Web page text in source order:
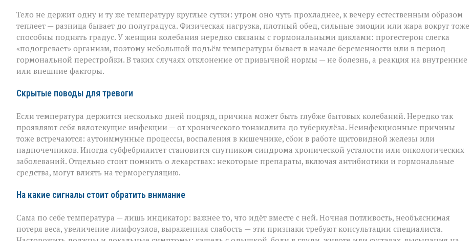
Тело не держит одну и ту же температуру круглые сутки: утром оно чуть прохладнее, к вечеру естественным образом
теплеет — разница бывает до полуградуса. Физическая нагрузка, плотный обед, сильные эмоции или жара вокруг тоже
способны поднять градус. У женщин колебания нередко связаны с гормональными циклами: прогестерон слегка
«подогревает» организм, поэтому небольшой подъём температуры бывает в начале беременности или в период
гормональной перестройки. В таких случаях отклонение от привычной нормы — не болезнь, а реакция на внутренние
или внешние факторы.
Скрытые поводы для тревоги
Если температура держится несколько дней подряд, причина может быть глубже бытовых колебаний. Нередко так
проявляют себя вялотекущие инфекции — от хронического тонзиллита до туберкулёза. Неинфекционные причины
тоже встречаются: аутоиммунные процессы, воспаления в кишечнике, сбои в работе щитовидной железы или
надпочечников. Иногда субфебрилитет становится спутником синдрома хронической усталости или онкологических
заболеваний. Отдельно стоит помнить о лекарствах: некоторые препараты, включая антибиотики и гормональные
средства, могут влиять на терморегуляцию.
На какие сигналы стоит обратить внимание
Сама по себе температура — лишь индикатор: важнее то, что идёт вместе с ней. Ночная потливость, необъяснимая
потеря веса, увеличение лимфоузлов, выраженная слабость — эти признаки требуют консультации специалиста.